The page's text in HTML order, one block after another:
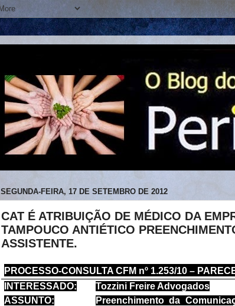
SEGUNDA-FEIRA, 17 DE SETEMBRO DE 2012
CAT É ATRIBUIÇÃO DE MÉDICO DA
TAMPOUCO ANTIÉTICO
ASSISTENTE.
PROCESSO-CONSULTA CFM nº 1.253/10 –
INTERESSADO:
Tozzini Freire Advogados
ASSUNTO:
Preenchimento da